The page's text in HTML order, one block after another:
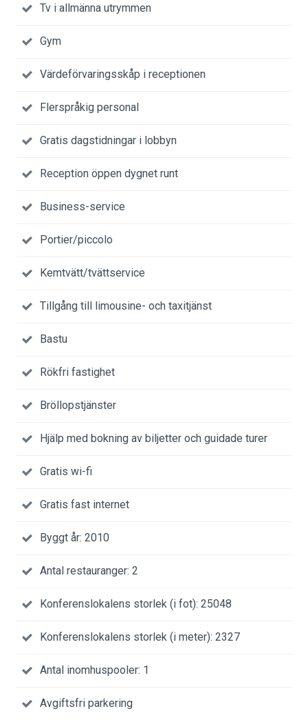
Tv i allmänna utrymmen
Gym
Värdeförvaringsskåp i receptionen
Flerspråkig personal
Gratis dagstidningar i lobbyn
Reception öppen dygnet runt
Business-service
Portier/piccolo
Kemtvätt/tvättservice
Tillgång till limousine- och taxitjänst
Bastu
Rökfri fastighet
Bröllopstjänster
Hjälp med bokning av biljetter och guidade turer
Gratis wi-fi
Gratis fast internet
Byggt år: 2010
Antal restauranger: 2
Konferenslokalens storlek (i fot): 25048
Konferenslokalens storlek (i meter): 2327
Antal inomhuspooler: 1
Avgiftsfri parkering